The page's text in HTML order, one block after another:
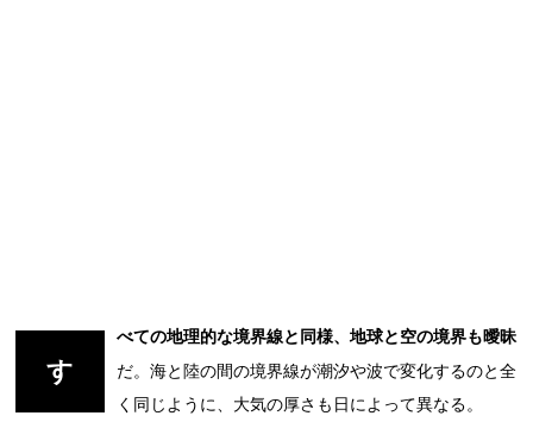
す
べての地理的な境界線と同様、地球と空の境界も曖昧
だ。海と陸の間の境界線が潮汐や波で変化するのと全
く同じように、大気の厚さも日によって異なる。